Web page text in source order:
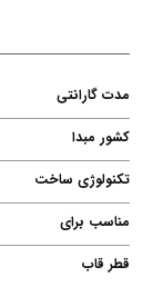
مدت گارانتی
کشور مبدا
تکنولوژی ساخت
مناسب برای
قطر قاب